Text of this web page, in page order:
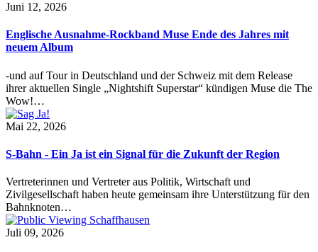
Juni 12, 2026
Englische Ausnahme-Rockband Muse Ende des Jahres mit
neuem Album
-und auf Tour in Deutschland und der Schweiz mit dem Release
ihrer aktuellen Single „Nightshift Superstar“ kündigen Muse die The
Wow!…
Mai 22, 2026
S-Bahn - Ein Ja ist ein Signal für die Zukunft der Region
Vertreterinnen und Vertreter aus Politik, Wirtschaft und
Zivilgesellschaft haben heute gemeinsam ihre Unterstützung für den
Bahnknoten…
Juli 09, 2026